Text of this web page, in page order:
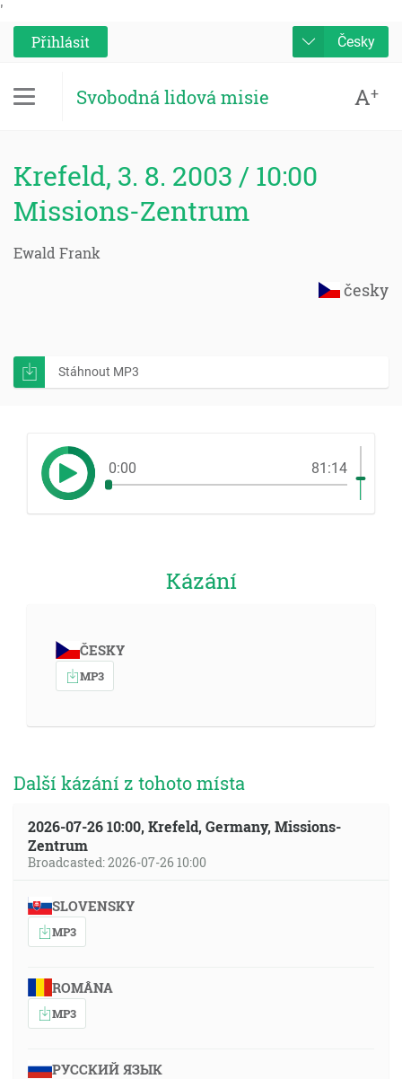
'
Přihlásit
Česky
Svobodná lidová misie A+
Krefeld, 3. 8. 2003 / 10:00
Missions-Zentrum
Ewald Frank
česky
Stáhnout MP3
0:00 81:14
Kázání
ČESKY
MP3
Další kázání z tohoto místa
2026-07-26 10:00, Krefeld, Germany, Missions-
Zentrum
Broadcasted: 2026-07-26 10:00
SLOVENSKY
MP3
ROMÂNA
MP3
РУССКИЙ ЯЗЫК